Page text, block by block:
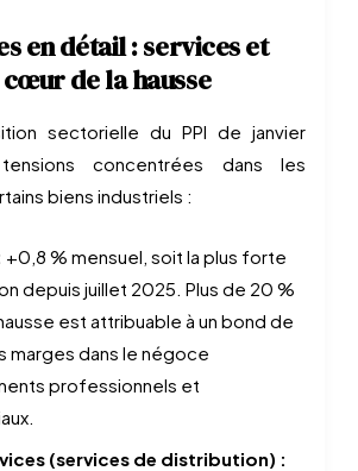
en détail : services et
de la hausse
sectorielle du PPI de janvier
concentrées dans les
biens industriels :
+0,8 % mensuel, soit la plus forte
depuis juillet 2025. Plus de 20 %
est attribuable à un bond de
marges dans le négoce
professionnels et
(services de distribution) :